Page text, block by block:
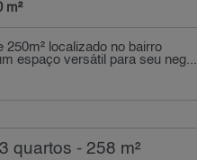
m²
localizado no bairro
espaço versátil para seu neg...
quartos - 258 m²